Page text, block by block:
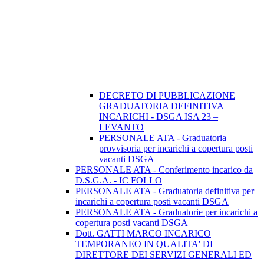
DECRETO DI PUBBLICAZIONE
GRADUATORIA DEFINITIVA
INCARICHI - DSGA ISA 23 –
LEVANTO
PERSONALE ATA - Graduatoria
provvisoria per incarichi a copertura posti
vacanti DSGA
PERSONALE ATA - Conferimento incarico da
D.S.G.A. - IC FOLLO
PERSONALE ATA - Graduatoria definitiva per
incarichi a copertura posti vacanti DSGA
PERSONALE ATA - Graduatorie per incarichi a
copertura posti vacanti DSGA
Dott. GATTI MARCO INCARICO
TEMPORANEO IN QUALITA' DI
DIRETTORE DEI SERVIZI GENERALI ED